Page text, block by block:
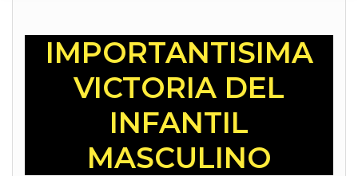
IMPORTANTISIMA
VICTORIA DEL
INFANTIL
MASCULINO